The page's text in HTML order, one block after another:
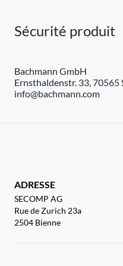
Sécurité produit
Bachmann GmbH
Ernsthaldenstr. 33,
info@bachmann.com
ADRESSE
SECOMP AG
Rue de Zurich 23a
2504 Bienne